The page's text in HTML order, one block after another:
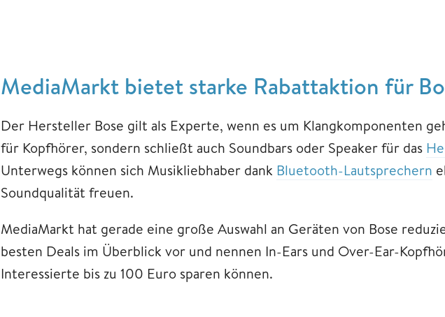
MediaMarkt bietet starke Rabattaktion für
Der Hersteller Bose gilt als Experte, wenn es um Klangkomponenten
für Kopfhörer, sondern schließt auch Soundbars oder Speaker für das
Unterwegs können sich Musikliebhaber dank Bluetooth-Lautsprechern
Soundqualität freuen.
MediaMarkt hat gerade eine große Auswahl an Geräten von Bose
besten Deals im Überblick vor und nennen In-Ears und Over-Ear-
Interessierte bis zu 100 Euro sparen können.